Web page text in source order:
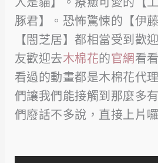
豚君】。恐怖驚悚的【伊
【闇芝居】都相當受到歡
友歡迎去木棉花的官網看
看過的動畫都是木棉花代
們讓我們能接觸到那麼多
們廢話不多說，直接上片囉